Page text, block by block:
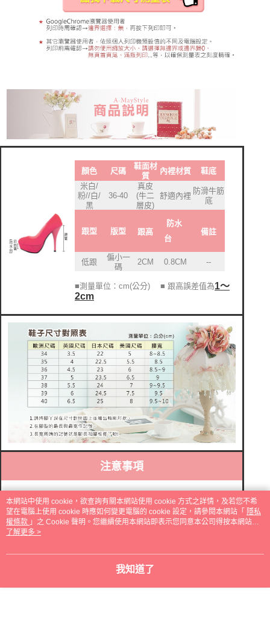
顏色 尺碼
鞋面材
質
內裡材質
鞋底
米白/
粉//白/
黑
36-40
真皮
(牛二
層皮)
舒適內裡
防滑牛筋
底
跟型 版型 跟高
防水
台
備註
低跟
偏小一
碼
2CM 0.8CM --
■測量單位：cm(公分) ■ 跟高誤差值為1～
2cm
注意事項
購買注意事項
1．購買前請詳細參考網頁的尺寸說明。
2．因每台
此點的買家再下標購買。
，若商品暫遇
本網站中使用 cookie，欲查詢有關本網站使用 cookie 方式之詳情，及若您不希
望在電腦上使用 cookie 時應如何變更電腦的 cookie 設定，請參閱本網站「 隱私
權條款 」之 Cookie 聲明。您繼續使用本網站即表示您同意本公司得按本網站使
用條款之 Cookie 聲明使用 cookie。
了解更多 >
我知道了